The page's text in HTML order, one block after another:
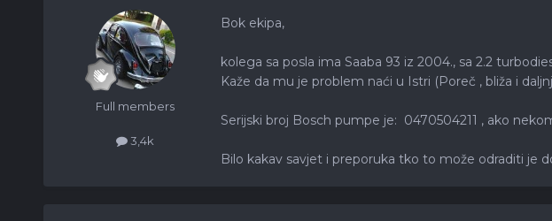
Full members
3,4k
Bok ekipa,
kolega sa posla ima Saaba 93 iz 2004., sa 2.2
Kaže da mu je problem naći u Istri (Poreč , bliža i
Serijski broj Bosch pumpe je: 0470504211 , ako
Bilo kakav savjet i preporuka tko to može odraditi je